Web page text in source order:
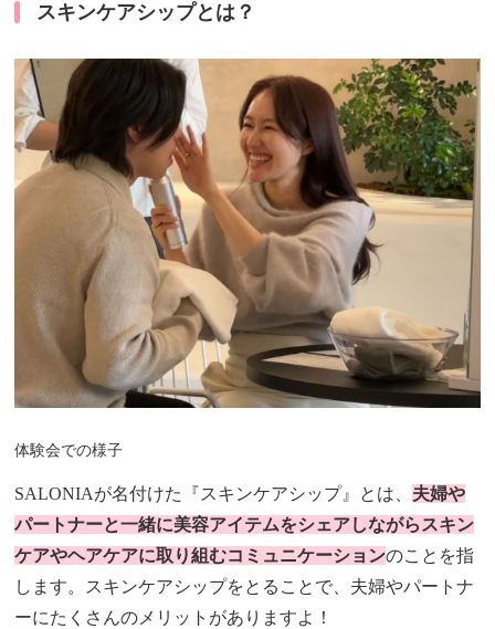
スキンケアシップとは？
体験会での様子
SALONIAが名付けた『スキンケアシップ』とは、 夫婦や
パートナーと一緒に美容アイテムをシェアしながらスキン
ケアやヘアケアに取り組むコミュニケーションのことを指
します。スキンケアシップをとることで、夫婦やパートナ
ーにたくさんのメリットがありますよ！